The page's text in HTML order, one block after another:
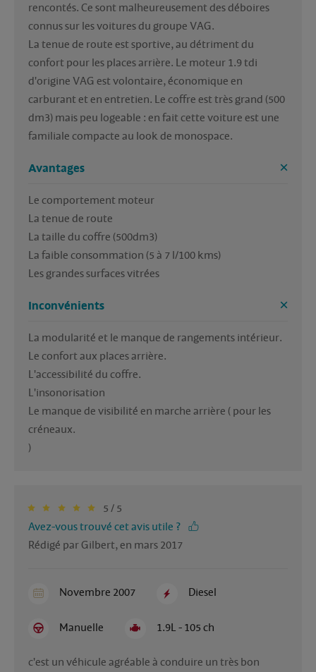
rencontés. Ce sont malheureusement des déboires
connus sur les voitures du groupe VAG.
La tenue de route est sportive, au détriment du
confort pour les places arrière. Le moteur 1.9 tdi
d'origine VAG est volontaire, économique en
carburant et en entretien. Le coffre est très grand (500
dm3) mais peu logeable : en fait cette voiture est une
familiale compacte au look de monospace.
Avantages
Le comportement moteur
La tenue de route
La taille du coffre (500dm3)
La faible consommation (5 à 7 l/100 kms)
Les grandes surfaces vitrées
Inconvénients
La modularité et le manque de rangements intérieur.
Le confort aux places arrière.
L'accessibilité du coffre.
L'insonorisation
Le manque de visibilité en marche arrière ( pour les
créneaux.
)
5 / 5
Avez-vous trouvé cet avis utile ?
Rédigé par Gilbert, en mars 2017
Novembre 2007 Diesel
Manuelle 1.9L - 105 ch
c'est un véhicule agréable à conduire un très bon